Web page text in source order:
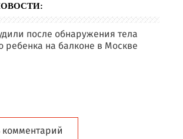
после обнаружения тела
ребенка на балконе в Москве